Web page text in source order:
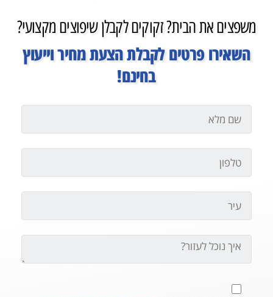
משפצים את הבית? זקוקים לקבלן שיפוצים מקצועי?
השאירו פרטים לקבלת הצעת מחיר וייעוץ
בחינם!